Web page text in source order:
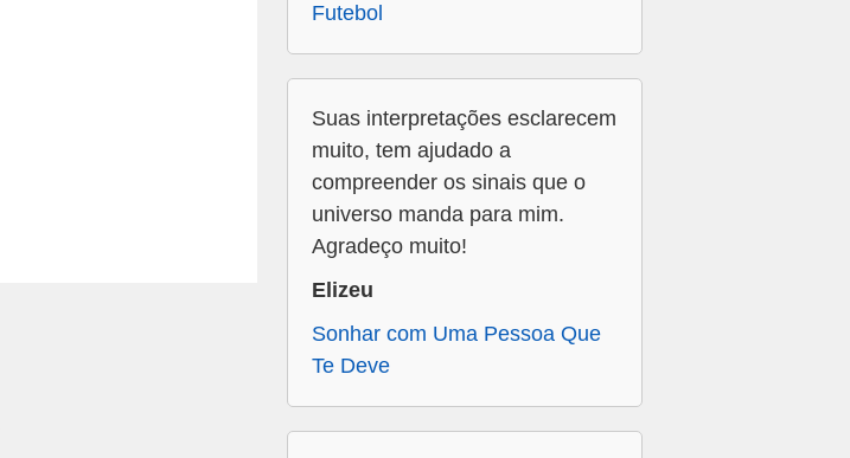
Futebol
Suas interpretações esclarecem
muito, tem ajudado a
compreender os sinais que o
universo manda para mim.
Agradeço muito!
Elizeu
Sonhar com Uma Pessoa Que
Te Deve